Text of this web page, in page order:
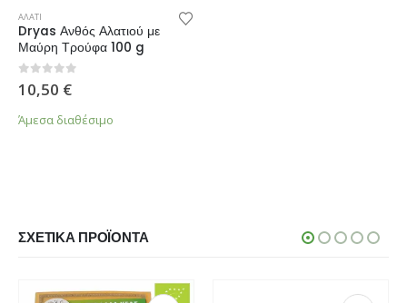
ΑΛΑΤΙ
Dryas Ανθός Αλατιού με
Μαύρη Τρούφα 100 g
0 από 5
10,50 €
Άμεσα διαθέσιμο
ΣΧΕΤΙΚΆ ΠΡΟΪΌΝΤΑ